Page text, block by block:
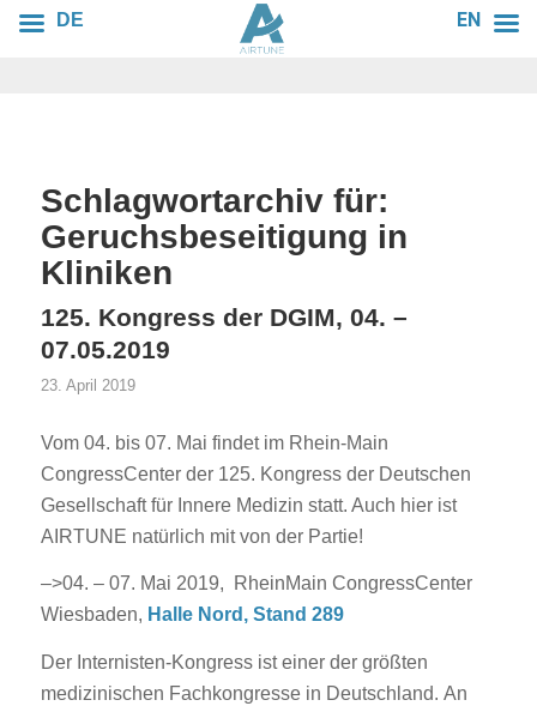
Schlagwortarchiv für:
Geruchsbeseitigung in
Kliniken
125. Kongress der DGIM, 04. –
07.05.2019
23. April 2019
Vom 04. bis 07. Mai findet im Rhein-Main
CongressCenter der 125. Kongress der Deutschen
Gesellschaft für Innere Medizin statt. Auch hier ist
AIRTUNE natürlich mit von der Partie!
–>04. – 07. Mai 2019, RheinMain CongressCenter
Wiesbaden, Halle Nord, Stand 289
Der Internisten-Kongress ist einer der größten
medizinischen Fachkongresse in Deutschland. An
DE EN